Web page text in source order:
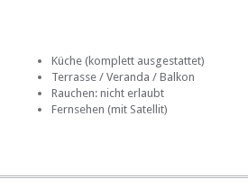
Küche (komplett ausgestattet)
Terrasse / Veranda / Balkon
Rauchen: nicht erlaubt
Fernsehen (mit Satellit)